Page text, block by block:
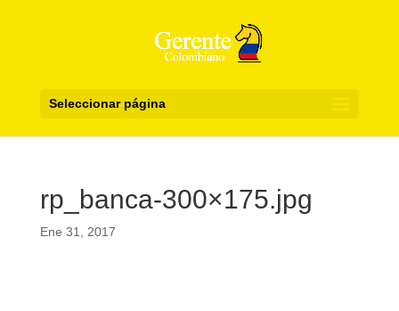
Seleccionar página
rp_banca-300×175.jpg
Ene 31, 2017